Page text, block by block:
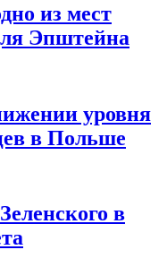
из мест
Эпштейна
уровня
в Польше
в